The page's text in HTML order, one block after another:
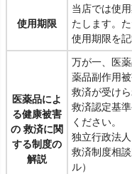
使用期限
当店では使
たします。
使用期限を
医薬品によ
る健康被害
の 救済に関
する制度の
解説
万が一、医
薬品副作用
救済が受け
救済認定基
ください。
独立行政法
救済制度相
ル）